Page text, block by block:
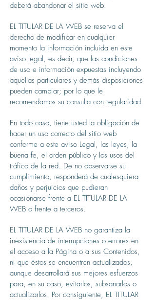
deberá abandonar el sitio web.
EL TITULAR DE LA WEB se reserva el
derecho de modificar en cualquier
momento la información incluida en este
aviso legal, es decir, que las condiciones
de uso e información expuestas incluyendo
aquellas particulares y demás disposiciones
pueden cambiar; por lo que le
recomendamos su consulta con regularidad.
En todo caso, tiene usted la obligación de
hacer un uso correcto del sitio web
conforme a este aviso Legal, las leyes, la
buena fe, el orden público y los usos del
tráfico de la red. De no observarse su
cumplimiento, responderá de cualesquiera
daños y perjuicios que pudieran
ocasionarse frente a EL TITULAR DE LA
WEB o frente a terceros.
EL TITULAR DE LA WEB no garantiza la
inexistencia de interrupciones o errores en
el acceso a la Página o a sus Contenidos,
ni que éstos se encuentren actualizados,
aunque desarrollará sus mejores esfuerzos
para, en su caso, evitarlos, subsanarlos o
actualizarlos. Por consiguiente, EL TITULAR